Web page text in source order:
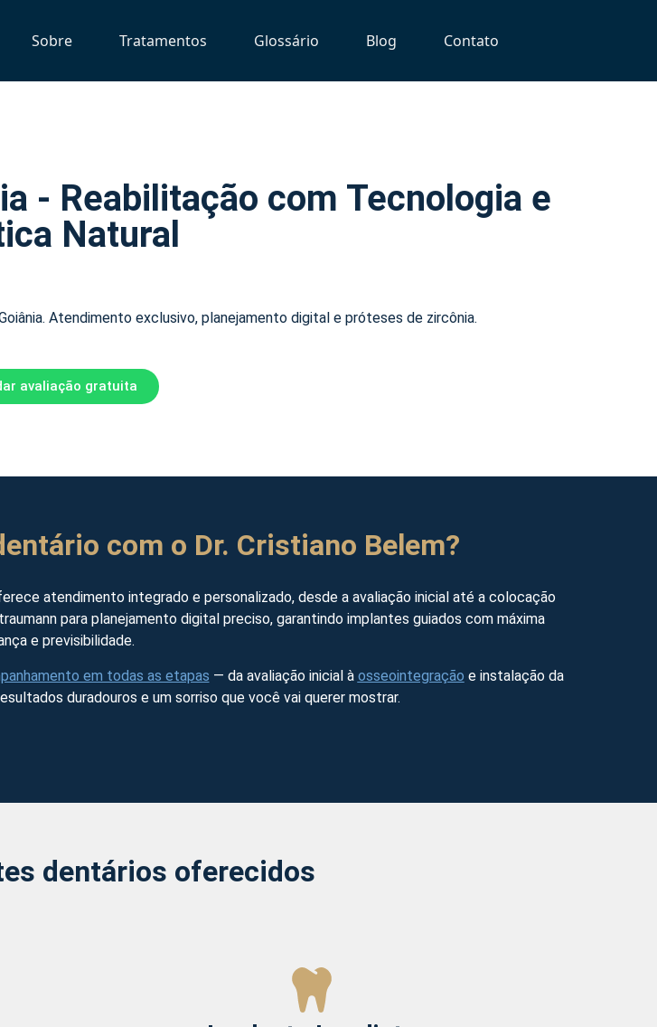
Sobre Tratamentos Glossário Blog Contato
- Reabilitação com Tecnologia e
Natural
Atendimento exclusivo, planejamento digital e próteses de zircônia.
avaliação gratuita
com o Dr. Cristiano Belem?
atendimento integrado e personalizado, desde a avaliação inicial até a colocação
para planejamento digital preciso, garantindo implantes guiados com máxima
e previsibilidade.
em todas as etapas — da avaliação inicial à osseointegração e instalação da
duradouros e um sorriso que você vai querer mostrar.
dentários oferecidos